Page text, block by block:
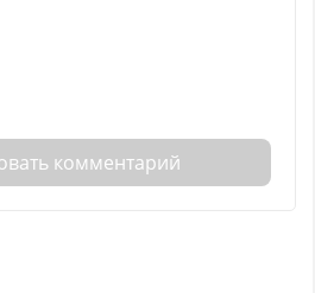
комментарий